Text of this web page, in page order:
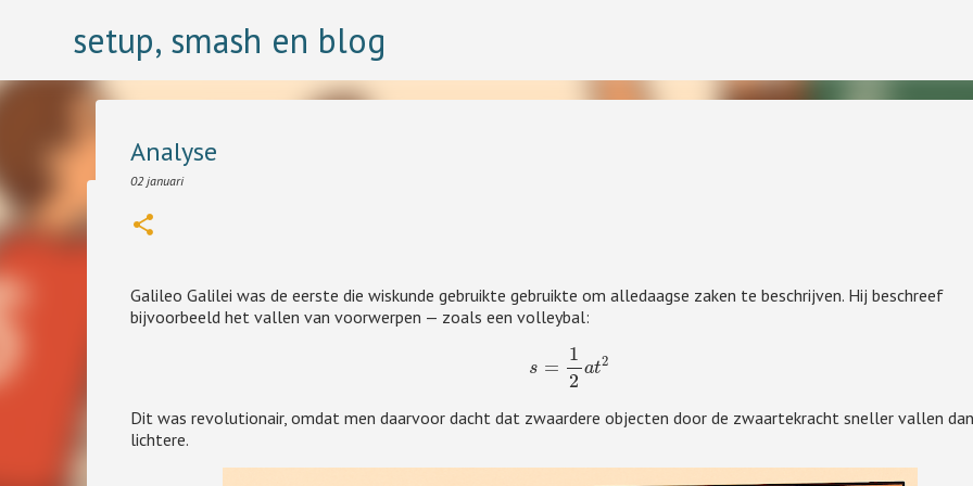
setup, smash en blog
Wij winnen, zij verliezen
Ooit bestudeerde ik psychologie en één van de mooist klinkende theorieën vond ik de fundamentele attributiefout . Dat klinkt alsof
een theorie dat scheidsrechters altijd fundamenteel de fout in gaan, maar het staat voor iets heel anders.
Analyse
02 januari
Galileo Galilei was de eerste die wiskunde gebruikte gebruikte om alledaagse zaken te beschrijven. Hij beschreef
bijvoorbeeld het vallen van voorwerpen — zoals een volleybal:
2
Dit was revolutionair, omdat men daarvoor dacht dat zwaardere objecten door de zwaartekracht sneller vallen dan
lichtere.